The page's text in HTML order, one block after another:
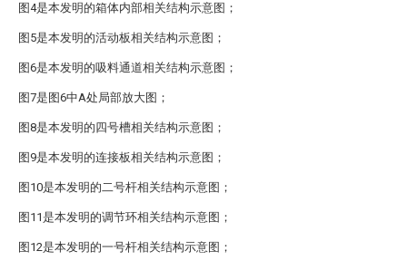
图4是本发明的箱体内部相关结构示意图；
图5是本发明的活动板相关结构示意图；
图6是本发明的吸料通道相关结构示意图；
图7是图6中A处局部放大图；
图8是本发明的四号槽相关结构示意图；
图9是本发明的连接板相关结构示意图；
图10是本发明的二号杆相关结构示意图；
图11是本发明的调节环相关结构示意图；
图12是本发明的一号杆相关结构示意图；